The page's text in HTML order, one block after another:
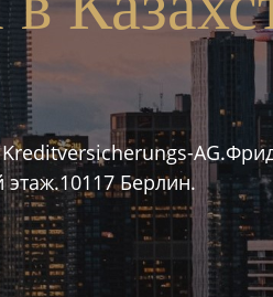
этаж.10117 Берлин.